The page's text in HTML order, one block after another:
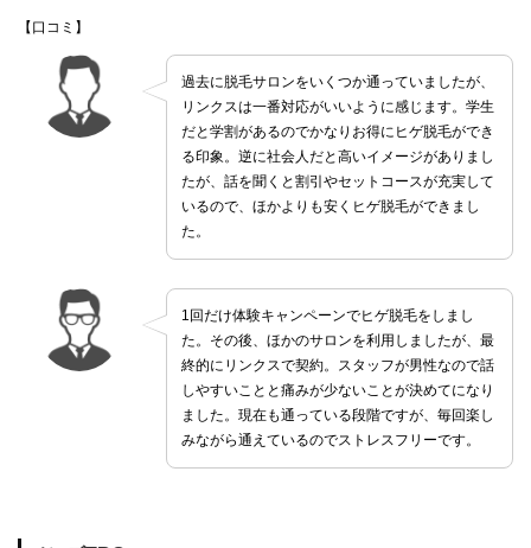
【口コミ】
過去に脱毛サロンをいくつか通っていましたが、
リンクスは一番対応がいいように感じます。学生
だと学割があるのでかなりお得にヒゲ脱毛ができ
る印象。逆に社会人だと高いイメージがありまし
たが、話を聞くと割引やセットコースが充実して
いるので、ほかよりも安くヒゲ脱毛ができまし
た。
1回だけ体験キャンペーンでヒゲ脱毛をしまし
た。その後、ほかのサロンを利用しましたが、最
終的にリンクスで契約。スタッフが男性なので話
しやすいことと痛みが少ないことが決めてになり
ました。現在も通っている段階ですが、毎回楽し
みながら通えているのでストレスフリーです。